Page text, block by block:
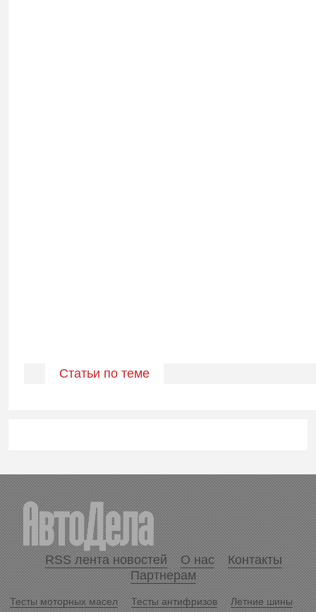
Статьи по теме
RSS лента новостей О нас
Контакты
Партнерам
Тесты моторных масел Тесты антифризов
Летние шины